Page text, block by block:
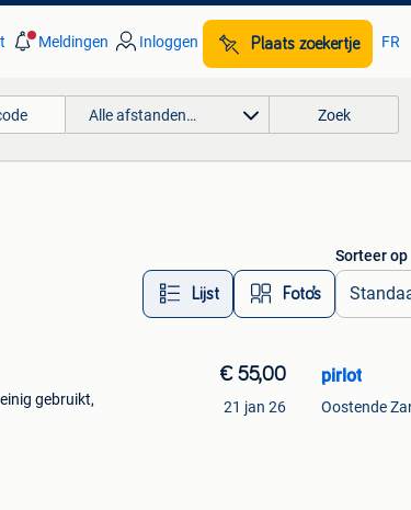
Meldingen Inloggen Plaats zoekertje FR
Alle afstanden… Zoek
Lijst Foto’s
Sorteer op
gebruikt,
€ 55,00
21 jan 26
pirlot